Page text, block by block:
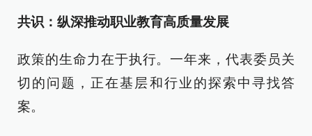
共识：纵深推动职业教育高质量发展
政策的生命力在于执行。一年来，代表委员关
切的问题，正在基层和行业的探索中寻找答
案。